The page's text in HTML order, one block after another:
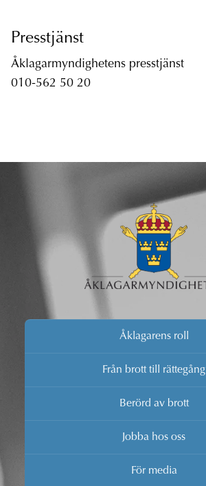
Presstjänst
Åklagarmyndighetens presstjänst
010-562 50 20
Åklagarens roll
Från brott till rättegång
Berörd av brott
Jobba hos oss
För media